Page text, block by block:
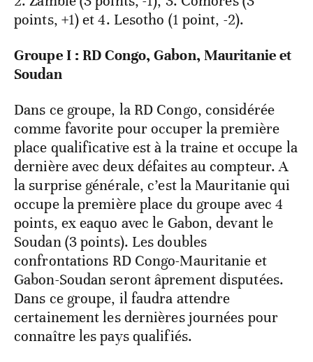
points, +1) et 4. Lesotho (1 point, -2).
Groupe I : RD Congo, Gabon, Mauritanie et
Soudan
Dans ce groupe, la RD Congo, considérée
comme favorite pour occuper la première
place qualificative est à la traine et occupe la
dernière avec deux défaites au compteur. A
la surprise générale, c’est la Mauritanie qui
occupe la première place du groupe avec 4
points, ex eaquo avec le Gabon, devant le
Soudan (3 points). Les doubles
confrontations RD Congo-Mauritanie et
Gabon-Soudan seront âprement disputées.
Dans ce groupe, il faudra attendre
certainement les dernières journées pour
connaître les pays qualifiés.